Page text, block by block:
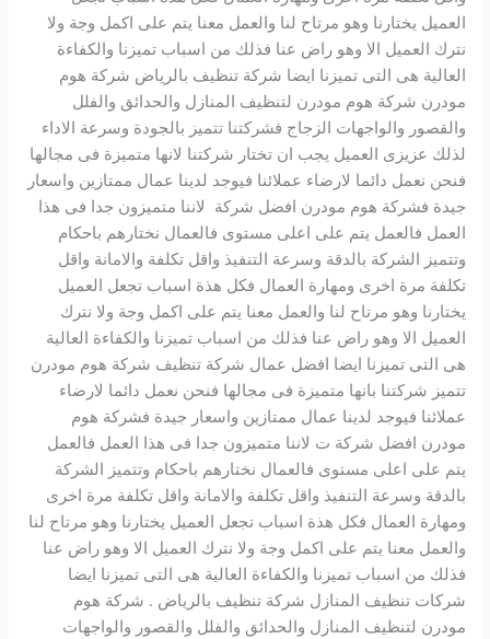
العميل يختارنا وهو مرتاح لنا والعمل معنا يتم على اكمل وجة ولا
نترك العميل الا وهو راض عنا فذلك من اسباب تميزنا والكفاءة
العالية هى التى تميزنا ايضا شركة تنظيف بالرياض شركة هوم
مودرن شركة هوم مودرن لتنظيف المنازل والحدائق والفلل
والقصور والواجهات الزجاج فشركتنا تتميز بالجودة وسرعة الاداء
لذلك عزيزى العميل يجب ان تختار شركتنا لانها متميزة فى مجالها
فنحن نعمل دائما لارضاء عملائنا فيوجد لدينا عمال ممتازين واسعار
جيدة فشركة هوم مودرن افضل شركة لاننا متميزون جدا فى هذا
العمل فالعمل يتم على اعلى مستوى فالعمال نختارهم باحكام
وتتميز الشركة بالدقة وسرعة التنفيذ واقل تكلفة والامانة واقل
تكلفة مرة اخرى ومهارة العمال فكل هذة اسباب تجعل العميل
يختارنا وهو مرتاح لنا والعمل معنا يتم على اكمل وجة ولا نترك
العميل الا وهو راض عنا فذلك من اسباب تميزنا والكفاءة العالية
هى التى تميزنا ايضا افضل عمال شركة تنظيف شركة هوم مودرن
تتميز شركتنا بانها متميزة فى مجالها فنحن نعمل دائما لارضاء
عملائنا فيوجد لدينا عمال ممتازين واسعار جيدة فشركة هوم
مودرن افضل شركة ت لاننا متميزون جدا فى هذا العمل فالعمل
يتم على اعلى مستوى فالعمال نختارهم باحكام وتتميز الشركة
بالدقة وسرعة التنفيذ واقل تكلفة والامانة واقل تكلفة مرة اخرى
ومهارة العمال فكل هذة اسباب تجعل العميل يختارنا وهو مرتاح لنا
والعمل معنا يتم على اكمل وجة ولا نترك العميل الا وهو راض عنا
فذلك من اسباب تميزنا والكفاءة العالية هى التى تميزنا ايضا
شركات تنظيف المنازل شركة تنظيف بالرياض . شركة هوم
مودرن لتنظيف المنازل والحدائق والفلل والقصور والواجهات